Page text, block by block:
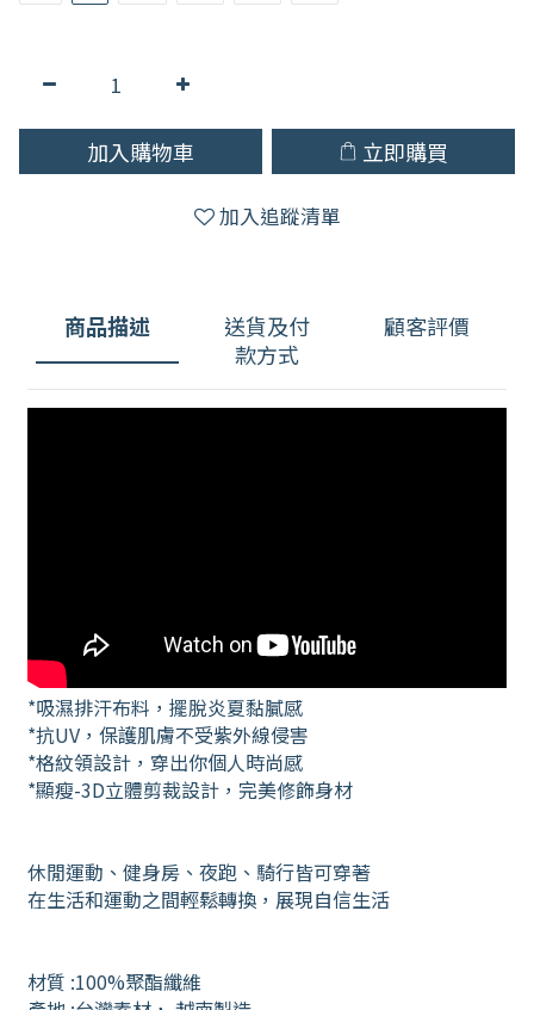
加入購物車 立即購買
加入追蹤清單
商品描述
送貨及付
款方式
顧客評價
*吸濕排汗布料，擺脫炎夏黏膩感
*抗UV，保護肌膚不受紫外線侵害
*格紋領設計，穿出你個人時尚感
*顯瘦-3D立體剪裁設計，完美修飾身材
休閒運動、健身房、夜跑、騎行皆可穿著
在生活和運動之間輕鬆轉換，展現自信生活
材質 :100%聚酯纖維